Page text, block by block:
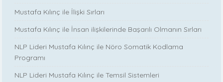
Mustafa Kılınç ile İlişki Sırları
Mustafa Kılınç ile İnsan ilişkilerinde Başarılı Olmanın Sırları
NLP Lideri Mustafa Kılınç ile Nöro Somatik Kodlama
Programı
NLP Lideri Mustafa Kılınç ile Temsil Sistemleri